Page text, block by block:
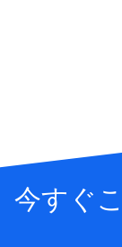
今すぐ